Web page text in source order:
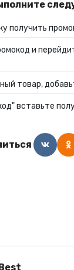
Часы и
получить
и
товар,
вставьте